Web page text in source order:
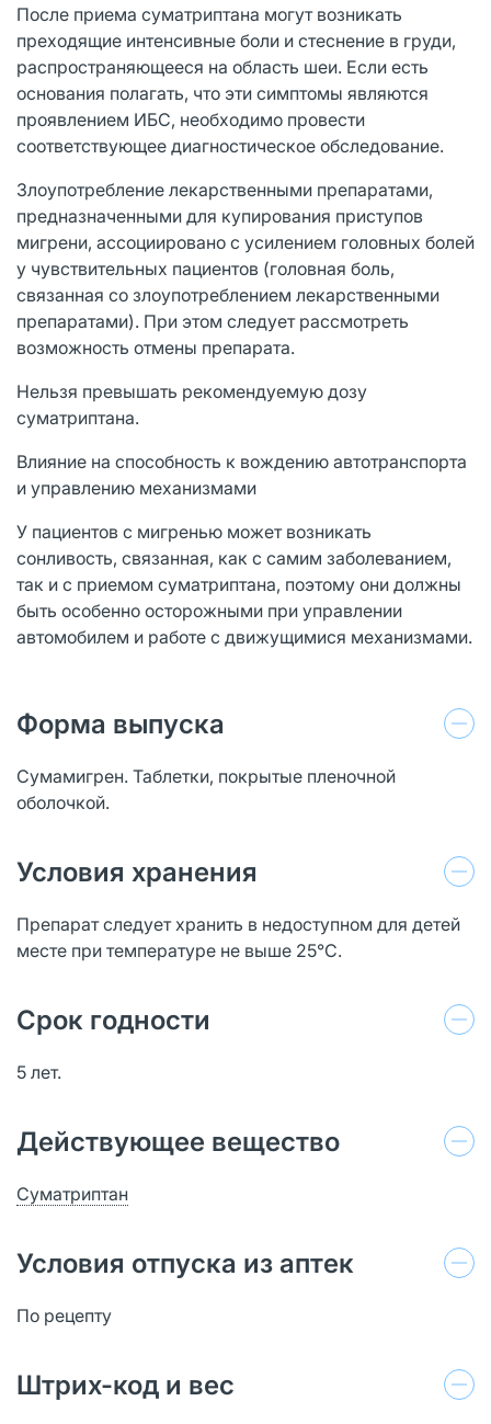
После приема суматриптана могут возникать
преходящие интенсивные боли и стеснение в груди,
распространяющееся на область шеи. Если есть
основания полагать, что эти симптомы являются
проявлением ИБС, необходимо провести
соответствующее диагностическое обследование.
Злоупотребление лекарственными препаратами,
предназначенными для купирования приступов
мигрени, ассоциировано с усилением головных болей
у чувствительных пациентов (головная боль,
связанная со злоупотреблением лекарственными
препаратами). При этом следует рассмотреть
возможность отмены препарата.
Нельзя превышать рекомендуемую дозу
суматриптана.
Влияние на способность к вождению автотранспорта
и управлению механизмами
У пациентов с мигренью может возникать
сонливость, связанная, как с самим заболеванием,
так и с приемом суматриптана, поэтому они должны
быть особенно осторожными при управлении
автомобилем и работе с движущимися механизмами.
Форма выпуска
Сумамигрен. Таблетки, покрытые пленочной
оболочкой.
Условия хранения
Препарат следует хранить в недоступном для детей
месте при температуре не выше 25°С.
Срок годности
5 лет.
Действующее вещество
Суматриптан
Условия отпуска из аптек
По рецепту
Штрих-код и вес